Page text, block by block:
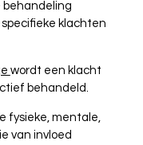
behandeling
klachten
wordt een klacht
behandeld.
fysieke, mentale,
van invloed